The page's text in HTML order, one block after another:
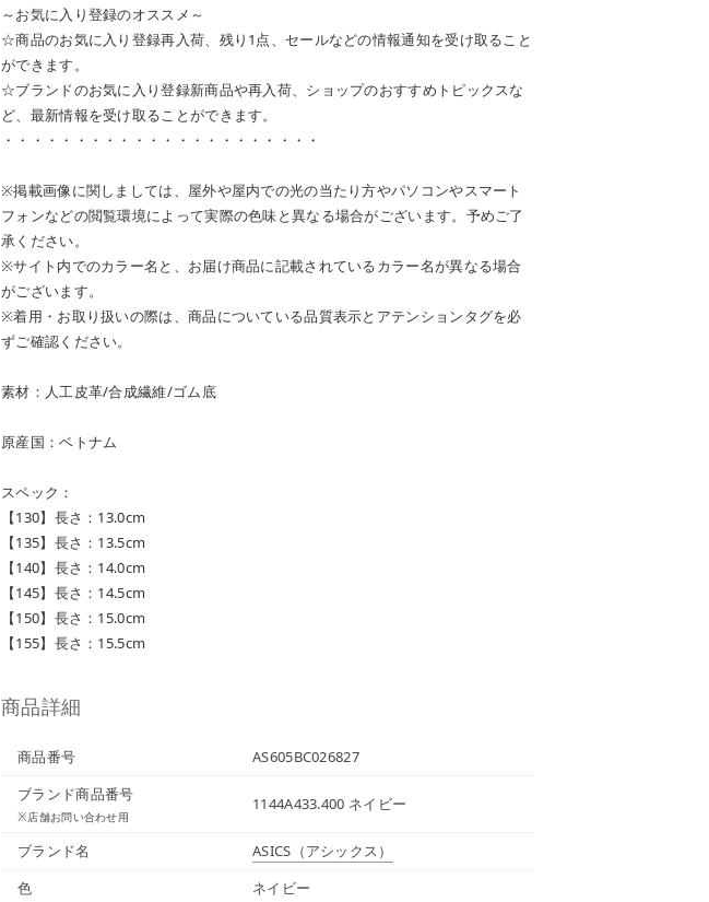
～お気に入り登録のオススメ～
☆商品のお気に入り登録再入荷、残り1点、セールなどの情報通知を受け取ること
ができます。
☆ブランドのお気に入り登録新商品や再入荷、ショップのおすすめトピックスな
ど、最新情報を受け取ることができます。
・・・・・・・・・・・・・・・・・・・・・・
※掲載画像に関しましては、屋外や屋内での光の当たり方やパソコンやスマート
フォンなどの閲覧環境によって実際の色味と異なる場合がございます。予めご了
承ください。
※サイト内でのカラー名と、お届け商品に記載されているカラー名が異なる場合
がございます。
※着用・お取り扱いの際は、商品についている品質表示とアテンションタグを必
ずご確認ください。
素材：人工皮革/合成繊維/ゴム底
原産国：ベトナム
スペック：
【130】長さ：13.0cm
【135】長さ：13.5cm
【140】長さ：14.0cm
【145】長さ：14.5cm
【150】長さ：15.0cm
【155】長さ：15.5cm
商品詳細
商品番号
AS605BC026827
ブランド商品番号
※店舗お問い合わせ用
1144A433.400 ネイビー
ブランド名 ASICS （アシックス）
色
ネイビー